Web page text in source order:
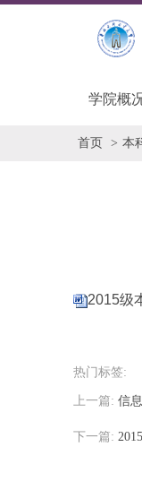
学院概
首页 本
2015级
热门标签:
上一篇: 信
下一篇: